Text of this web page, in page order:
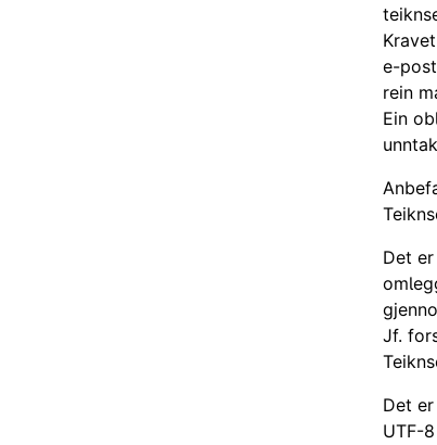
e-
rein
Ein
Det er
Jf.
Det er
UTF-